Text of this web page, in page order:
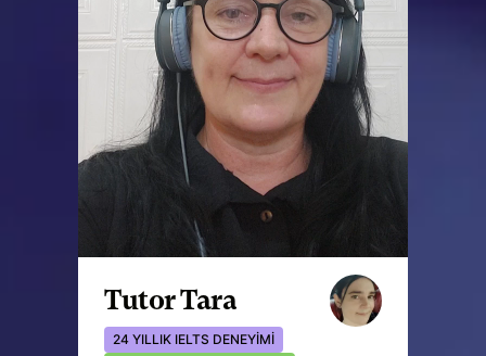
Tutor Tara
24 YILLIK IELTS DENEYIMI